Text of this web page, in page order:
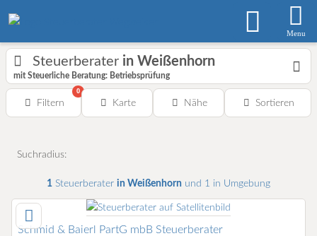
Menu
Steuerberater in Weißenhorn
mit Steuerliche Beratung: Betriebsprüfung
Filtern
0
Karte Nähe Sortieren
Suchradius:
1 Steuerberater in Weißenhorn und 1 in Umgebung
Schmid & Baierl PartG mbB Steuerberater